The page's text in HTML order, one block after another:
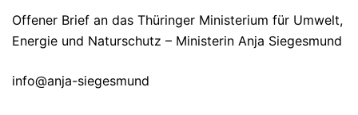
Offener Brief an das Thüringer Ministerium für Umwelt,
Energie und Naturschutz – Ministerin Anja Siegesmund
info@anja-siegesmund